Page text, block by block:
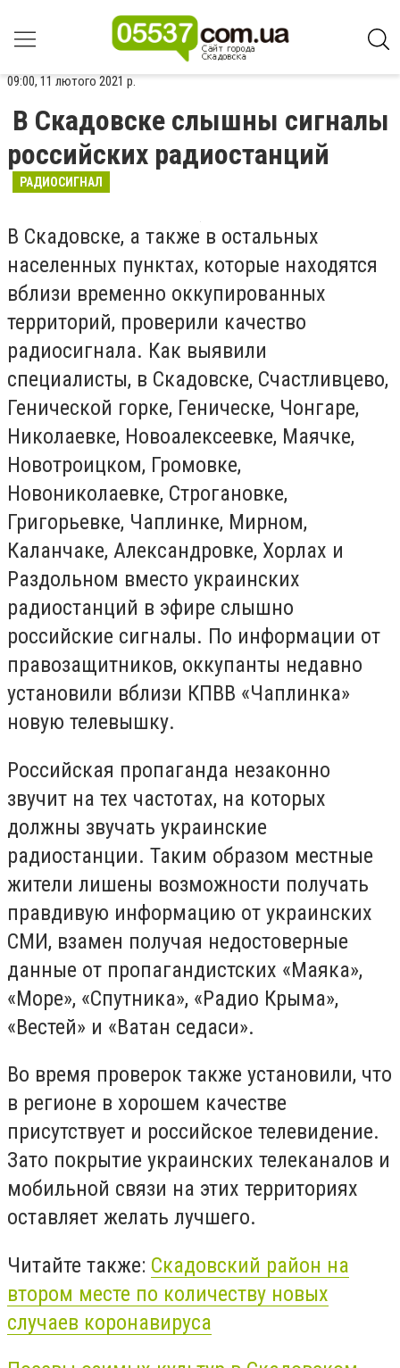
09:00, 11 лютого 2021 р.
В Скадовске слышны сигналы
российских радиостанций
РАДИОСИГНАЛ
В Скадовске, а также в остальных
населенных пунктах, которые находятся
вблизи временно оккупированных
территорий, проверили качество
радиосигнала. Как выявили
специалисты, в Скадовске, Счастливцево,
Генической горке, Геническе, Чонгаре,
Николаевке, Новоалексеевке, Маячке,
Новотроицком, Громовке,
Новониколаевке, Строгановке,
Григорьевке, Чаплинке, Мирном,
Каланчаке, Александровке, Хорлах и
Раздольном вместо украинских
радиостанций в эфире слышно
российские сигналы. По информации от
правозащитников, оккупанты недавно
установили вблизи КПВВ «Чаплинка»
новую телевышку.
Российская пропаганда незаконно
звучит на тех частотах, на которых
должны звучать украинские
радиостанции. Таким образом местные
жители лишены возможности получать
правдивую информацию от украинских
СМИ, взамен получая недостоверные
данные от пропагандистских «Маяка»,
«Море», «Спутника», «Радио Крыма»,
«Вестей» и «Ватан седаси».
Во время проверок также установили, что
в регионе в хорошем качестве
присутствует и российское телевидение.
Зато покрытие украинских телеканалов и
мобильной связи на этих территориях
оставляет желать лучшего.
Читайте также: Скадовский район на
втором месте по количеству новых
случаев коронавируса